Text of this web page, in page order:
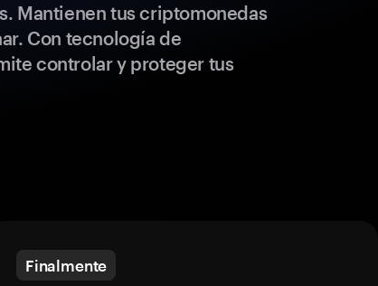
Mantienen tus criptomonedas
Con tecnología de
controlar y proteger tus
Finalmente